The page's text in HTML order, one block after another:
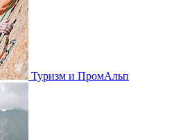
Туризм и ПромАльп